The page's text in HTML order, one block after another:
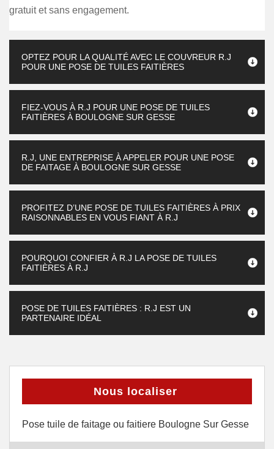
gratuit et sans engagement.
OPTEZ POUR LA QUALITÉ AVEC LE COUVREUR R.J
POUR UNE POSE DE TUILES FAITIÈRES
FIEZ-VOUS À R.J POUR UNE POSE DE TUILES
FAITIÈRES À BOULOGNE SUR GESSE
R.J, UNE ENTREPRISE À APPELER POUR UNE POSE
DE FAITAGE À BOULOGNE SUR GESSE
PROFITEZ D’UNE POSE DE TUILES FAITIÈRES À PRIX
RAISONNABLES EN VOUS FIANT À R.J
POURQUOI CONFIER À R.J LA POSE DE TUILES
FAITIÈRES À R.J
POSE DE TUILES FAITIÈRES : R.J EST UN
PARTENAIRE IDÉAL
Nous localiser
Pose tuile de faitage ou faitiere Boulogne Sur Gesse